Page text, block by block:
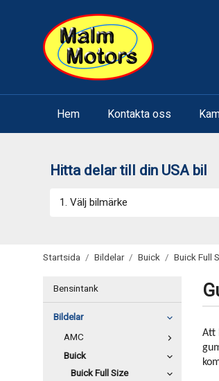
Hem Kontakta oss
Hitta delar till din USA bil
1. Välj bilmärke
Startsida / Bildelar / Buick / Buick Full
Bensintank
Bildelar
AMC
Buick
Buick Full Size
Att